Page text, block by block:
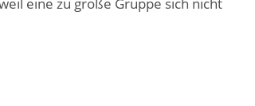
eine zu große Gruppe sich nicht